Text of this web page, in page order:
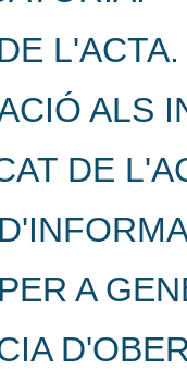
L'ACTA.
ALS
DE
A